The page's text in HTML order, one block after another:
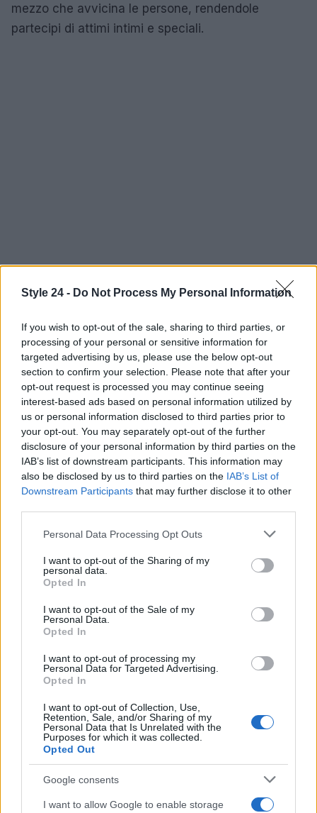
Style 24 - Do Not Process My Personal Information
If you wish to opt-out of the sale, sharing to third parties, or
processing of your personal or sensitive information for
targeted advertising by us, please use the below opt-out
section to confirm your selection. Please note that after your
opt-out request is processed you may continue seeing
interest-based ads based on personal information utilized by
us or personal information disclosed to third parties prior to
your opt-out. You may separately opt-out of the further
disclosure of your personal information by third parties on the
IAB’s list of downstream participants. This information may
also be disclosed by us to third parties on the IAB’s List of
Downstream Participants that may further disclose it to other
Please note that this website/app uses one or more Google
not limited to your visit or usage behaviour. You may click to
grant or deny consent to Google and its third-party tags to
use your data for below specified purposes in below Google
consent section.
Personal Data Processing Opt Outs
I want to opt-out of the Sharing of my
personal data.
Opted In
I want to opt-out of the Sale of my
Personal Data.
Opted In
I want to opt-out of processing my
Personal Data for Targeted Advertising.
Opted In
I want to opt-out of Collection, Use,
Retention, Sale, and/or Sharing of my
Personal Data that Is Unrelated with the
Purposes for which it was collected.
Opted Out
Google consents
I want to allow Google to enable storage
mezzo che avvicina le persone, rendendole
partecipi di attimi intimi e speciali.
AUTORE
Staff
Continua a leggere
LIFESTYLE